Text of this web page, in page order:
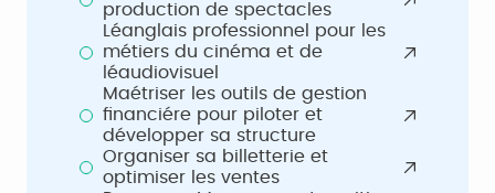
production de spectacles
Léanglais professionnel pour les
métiers du cinéma et de
léaudiovisuel
Maétriser les outils de gestion
financiére pour piloter et
développer sa structure
Organiser sa billetterie et
optimiser les ventes